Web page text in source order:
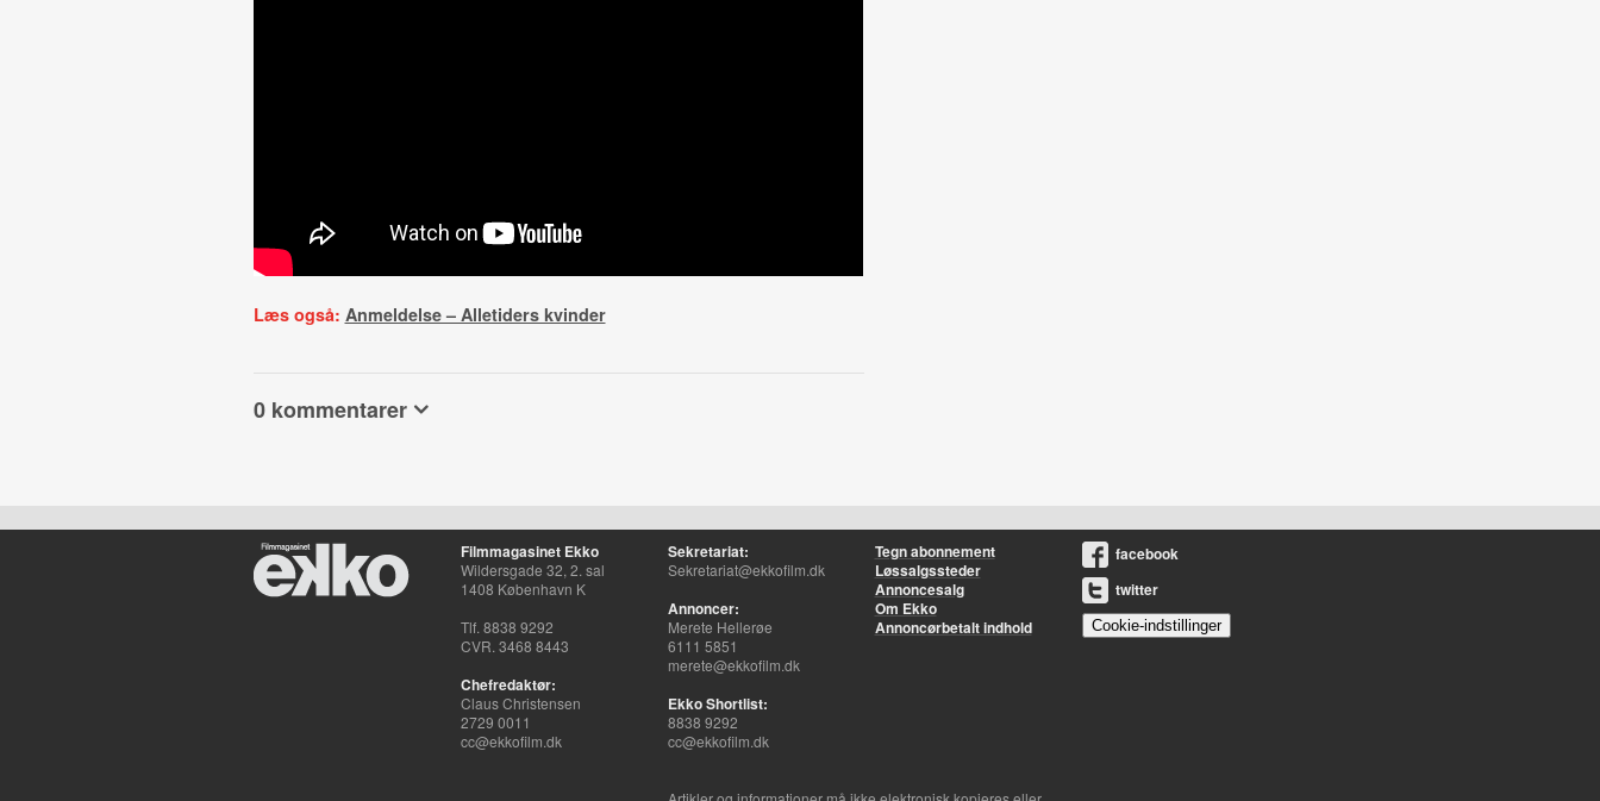
Læs også: Anmeldelse – Alletiders kvinder
0 kommentarer
Filmmagasinet Ekko
Wildersgade 32, 2. sal
1408 København K
Tlf. 8838 9292
CVR. 3468 8443
Chefredaktør:
Claus Christensen
2729 0011
cc@ekkofilm.dk
Sekretariat:
Sekretariat@ekkofilm.dk
Annoncer:
Merete Hellerøe
6111 5851
merete@ekkofilm.dk
Ekko Shortlist:
8838 9292
cc@ekkofilm.dk
Tegn abonnement
Løssalgssteder
Annoncesalg
Om Ekko
Annoncørbetalt indhold
facebook
twitter
Cookie-indstillinger